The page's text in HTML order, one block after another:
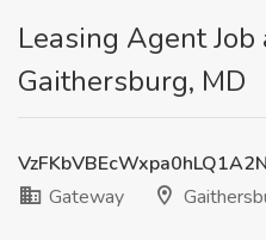
Leasing Agent Job
Gaithersburg, MD
Gateway